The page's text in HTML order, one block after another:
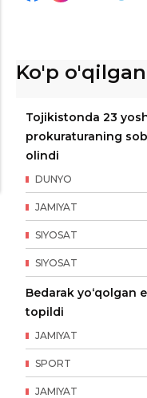
Ko'p
Tojikistonda 23
prokuraturaning
olindi
DUNYO
JAMIYAT
SIYOSAT
SIYOSAT
Bedarak yo‘qolgan
topildi
JAMIYAT
SPORT
JAMIYAT